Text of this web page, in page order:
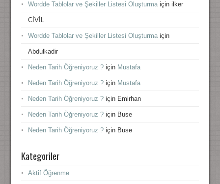
Wordde Tablolar ve Şekiller Listesi Oluşturmaiçin ilker
CİVİL
Wordde Tablolar ve Şekiller Listesi Oluşturmaiçin
Abdulkadir
Neden Tarih Öğreniyoruz ?için Mustafa
Neden Tarih Öğreniyoruz ?için Mustafa
Neden Tarih Öğreniyoruz ?için Emirhan
Neden Tarih Öğreniyoruz ?için Buse
Neden Tarih Öğreniyoruz ?için Buse
Kategoriler
Aktif Öğrenme